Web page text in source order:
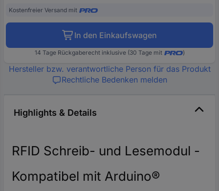
Kostenfreier Versand mit
In den Einkaufswagen
14 Tage Rückgaberecht inklusive (30 Tage mit )
Hersteller bzw. verantwortliche Person für das Produkt
Rechtliche Bedenken melden
Highlights & Details
RFID Schreib- und Lesemodul -
Kompatibel mit Arduino®